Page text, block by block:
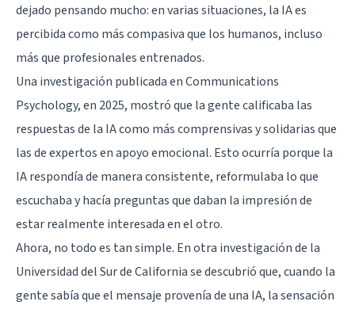
dejado pensando mucho: en varias situaciones, la IA es
percibida como más compasiva que los humanos, incluso
más que profesionales entrenados.
Una investigación publicada en Communications
Psychology, en 2025, mostró que la gente calificaba las
respuestas de la IA como más comprensivas y solidarias que
las de expertos en apoyo emocional. Esto ocurría porque la
IA respondía de manera consistente, reformulaba lo que
escuchaba y hacía preguntas que daban la impresión de
estar realmente interesada en el otro.
Ahora, no todo es tan simple. En otra investigación de la
Universidad del Sur de California se descubrió que, cuando la
gente sabía que el mensaje provenía de una IA, la sensación